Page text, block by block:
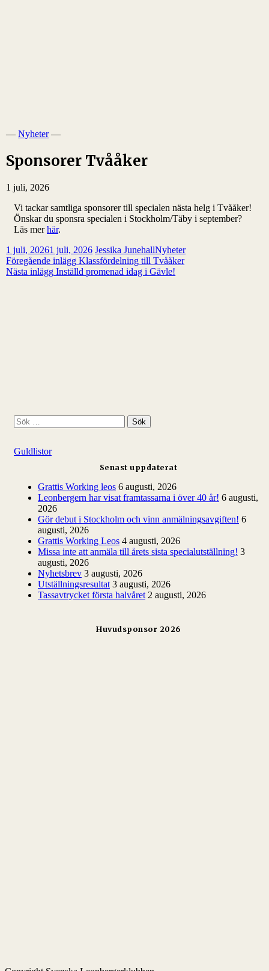
—Nyheter—
Sponsorer Tvååker
1 juli, 2026
Vi tackar samtliga sponsorer till specialen nästa helg i Tvååker!
Önskar du sponsra specialen i Stockholm/Täby i september?
Läs merhär.
1 juli, 20261 juli, 2026 Jessika JunehallNyheter
Inläggsnavigering
Föregående inlägg Klassfördelning till Tvååker
Nästa inlägg Inställd promenad idag i Gävle!
S
ö
e
Guldlistor
Senast uppdaterat
Grattis Working leos 6 augusti, 2026
Leonbergern har visat framtassarna i över 40 år! 6 augusti,
2026
Gör debut i Stockholm och vinn anmälningsavgiften! 6
augusti, 2026
Grattis Working Leos 4 augusti, 2026
Missa inte att anmäla till årets sista specialutställning! 3
augusti, 2026
Nyhetsbrev 3 augusti, 2026
Utställningsresultat 3 augusti, 2026
Tassavtrycket första halvåret 2 augusti, 2026
Huvudsponsor 2026